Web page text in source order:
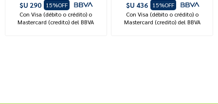
$U 290
15%OFF
Con Visa (débito o crédito) o
Mastercard (credito) del BBVA
$U 436
15%OFF
Con Visa (débito o crédito) o
Mastercard (credito) del BBVA